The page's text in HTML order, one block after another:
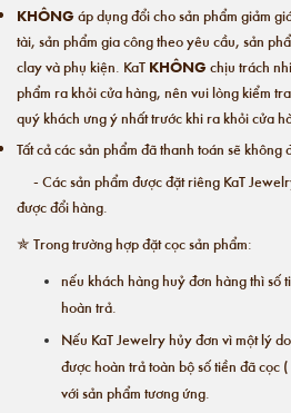
KHÔNGáp dụng đổi cho sản phẩm giảm
tài, sản phẩm gia công theo yêu cầu, sản
clay và phụ kiện. KaT KHÔNGchịu trách
phẩm ra khỏi cửa hàng, nên vui lòng kiểm
quý khách ưng ý nhất trước khi ra khỏi cửa
Tất cả các sản phẩm đã thanh toán sẽ
- Các sản phẩm được đặt riêng KaT
được đổi hàng.
✯ Trong trường hợp đặt cọc sản phẩm:
nếu khách hàng huỷ đơn hàng thì số
hoàn trả.
Nếu KaT Jewelry hủy đơn vì một lý
được hoàn trả toàn bộ số tiền đã cọc
với sản phẩm tương ứng.